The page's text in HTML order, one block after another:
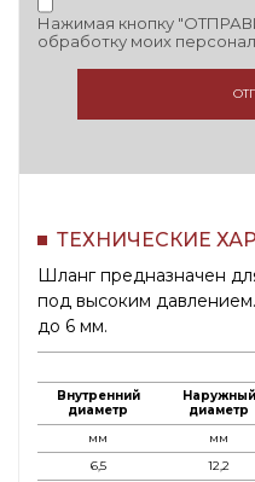
Нажимая кнопку
обработку моих
ТЕХНИЧЕСКИЕ
Шланг предназначен
под высоким
до 6 мм.
Внутренний
диаметр
Наружный
диаметр
мм мм
6,5
12,2